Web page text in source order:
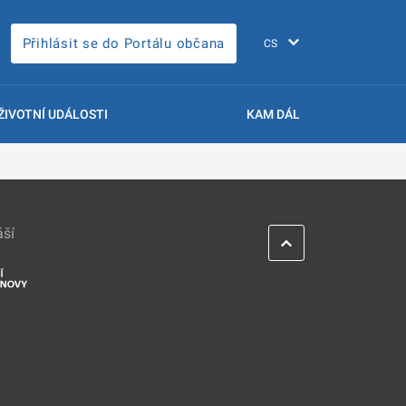
Přihlásit se do Portálu občana
UDÁLOSTI KAM DÁL